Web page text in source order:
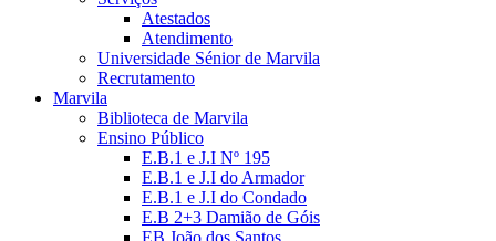
Atestados
Atendimento
Universidade Sénior de Marvila
Recrutamento
Marvila
Biblioteca de Marvila
Ensino Público
E.B.1 e J.I Nº 195
E.B.1 e J.I do Armador
E.B.1 e J.I do Condado
E.B 2+3 Damião de Góis
EB João dos Santos